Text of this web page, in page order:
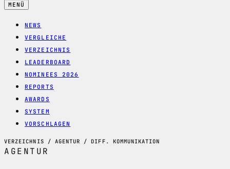
MENÜ
NEWS
VERGLEICHE
VERZEICHNIS
LEADERBOARD
NOMINEES 2026
REPORTS
AWARDS
SYSTEM
VORSCHLAGEN
VERZEICHNIS / AGENTUR / DIFF. KOMMUNIKATION
AGENTUR